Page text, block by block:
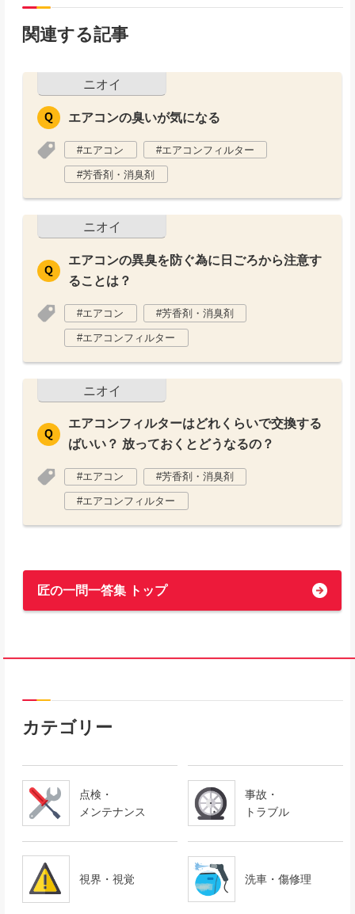
関連する記事
ニオイ
エアコンの臭いが気になる
エアコン エアコンフィルター
芳香剤・消臭剤
ニオイ
エアコンの異臭を防ぐ為に日ごろから注意す
ることは？
エアコン 芳香剤・消臭剤
エアコンフィルター
ニオイ
エアコンフィルターはどれくらいで交換する
ばいい？ 放っておくとどうなるの？
エアコン 芳香剤・消臭剤
エアコンフィルター
匠の一問一答集 トップ
カテゴリー
点検・
メンテナンス
事故・
トラブル
視界・視覚 洗車・傷修理